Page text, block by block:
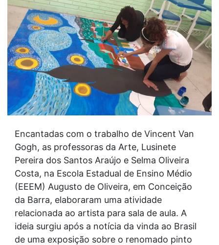
Encantadas com o trabalho de Vincent Van
Gogh, as professoras da Arte, Lusinete
Pereira dos Santos Araújo e Selma Oliveira
Costa, na Escola Estadual de Ensino Médio
(EEEM) Augusto de Oliveira, em Conceição
da Barra, elaboraram uma atividade
relacionada ao artista para sala de aula. A
ideia surgiu após a notícia da vinda ao Brasil
de uma exposição sobre o renomado pinto